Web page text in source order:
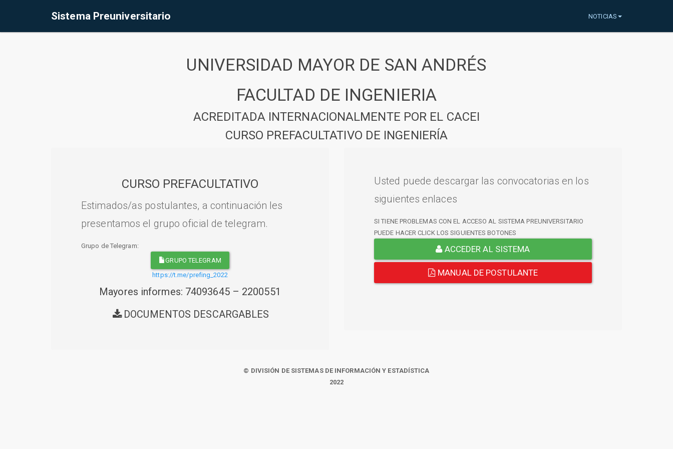
Sistema Preuniversitario NOTICIAS
UNIVERSIDAD MAYOR DE SAN ANDRÉS
FACULTAD DE INGENIERIA
ACREDITADA INTERNACIONALMENTE POR EL CACEI
CURSO PREFACULTATIVO DE INGENIERÍA
CURSO PREFACULTATIVO
Estimados/as postulantes, a continuación les
presentamos el grupo oficial de telegram.
Grupo de Telegram:
GRUPO TELEGRAM
https://t.me/prefing_2022
Mayores informes: 74093645 – 2200551
DOCUMENTOS DESCARGABLES
Usted puede descargar las convocatorias en los
siguientes enlaces
SI TIENE PROBLEMAS CON EL ACCESO AL SISTEMA PREUNIVERSITARIO
PUEDE HACER CLICK LOS SIGUIENTES BOTONES
ACCEDER AL SISTEMA
MANUAL DE POSTULANTE
© DIVISIÓN DE SISTEMAS DE INFORMACIÓN Y ESTADÍSTICA
2022